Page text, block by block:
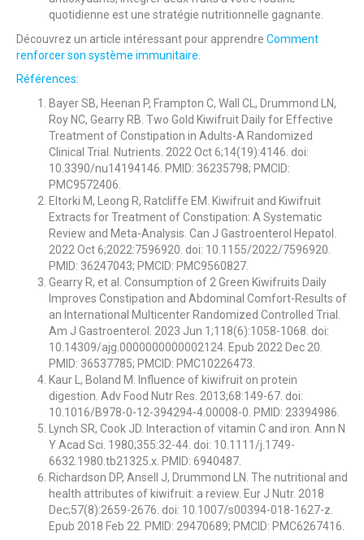
quotidienne est une stratégie nutritionnelle gagnante.
Découvrez un article intéressant pour apprendre Comment
renforcer son système immunitaire
Références:
Bayer SB, Heenan P, Frampton C, Wall CL, Drummond LN,
Roy NC, Gearry RB. Two Gold Kiwifruit Daily for Effective
Treatment of Constipation in Adults-A Randomized
Clinical Trial. Nutrients. 2022 Oct 6;14(19):4146. doi:
10.3390/nu14194146. PMID: 36235798; PMCID:
PMC9572406.
Eltorki M, Leong R, Ratcliffe EM. Kiwifruit and Kiwifruit
Extracts for Treatment of Constipation: A Systematic
Review and Meta-Analysis. Can J Gastroenterol Hepatol.
2022 Oct 6;2022:7596920. doi: 10.1155/2022/7596920.
PMID: 36247043; PMCID: PMC9560827.
Gearry R, et al. Consumption of 2 Green Kiwifruits Daily
Improves Constipation and Abdominal Comfort-Results of
an International Multicenter Randomized Controlled Trial.
Am J Gastroenterol. 2023 Jun 1;118(6):1058-1068. doi:
10.14309/ajg.0000000000002124. Epub 2022 Dec 20.
PMID: 36537785; PMCID: PMC10226473.
Kaur L, Boland M. Influence of kiwifruit on protein
digestion. Adv Food Nutr Res. 2013;68:149-67. doi:
10.1016/B978-0-12-394294-4.00008-0. PMID: 23394986.
Lynch SR, Cook JD. Interaction of vitamin C and iron. Ann N
Y Acad Sci. 1980;355:32-44. doi: 10.1111/j.1749-
6632.1980. tb21325.x. PMID: 6940487.
Richardson DP, Ansell J, Drummond LN. The nutritional and
health attributes of kiwifruit: a review. Eur J Nutr. 2018
Dec;57(8):2659-2676. doi: 10.1007/s00394-018-1627-z.
Epub 2018 Feb 22. PMID: 29470689; PMCID: PMC6267416.